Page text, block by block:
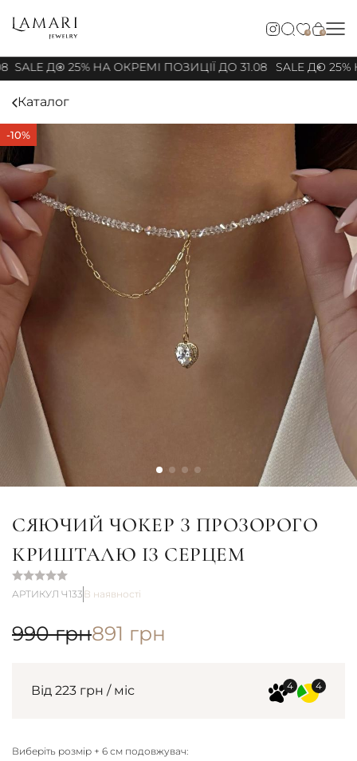
0 0
SALE ДО 25% НА ОКРЕМІ ПОЗИЦІЇ ДО 31.08 SALE ДО
Каталог
-10%
СЯЮЧИЙ ЧОКЕР З ПРОЗОРОГО
КРИШТАЛЮ ІЗ СЕРЦЕМ
АРТИКУЛ Ч133 В наявності
990грн891 грн
Від 223 грн / міс
Виберіть розмір + 6 см подовжувач: